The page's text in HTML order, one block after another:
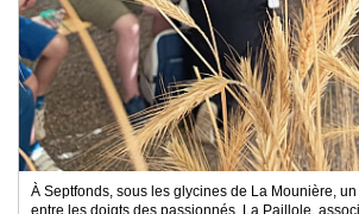
À Septfonds, sous les glycines de La Mounière,
entre les doigts des passionnés. La Paillole,